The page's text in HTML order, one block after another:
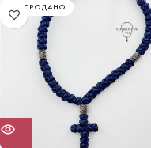
РАСПРОДАНО